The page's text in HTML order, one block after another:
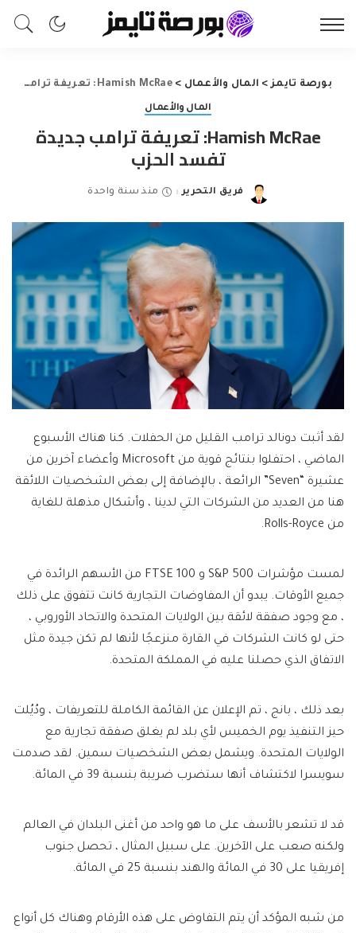
بورصة تايمز> المال والأعمال >Hamish McRae: تعريفة ترامب جديدة تفسد الحزب
المال والأعمال
Hamish McRae: تعريفة ترامب جديدة
تفسد الحزب
Posted
فريق التحرير منذ سنة واحدة
لقد أثبت دونالد ترامب القليل من الحفلات. كنا هناك الأسبوع
الماضي ، احتفلوا بنتائج قوية من Microsoft وأعضاء آخرين من
عشيرة “Seven” الرائعة ، بالإضافة إلى بعض الشخصيات اللائقة
هنا من العديد من الشركات التي لدينا ، وأشكال مذهلة للغاية
من Rolls-Royce.
لمست مؤشرات S&P 500 و FTSE 100 من الأسهم الرائدة في
جميع الأوقات. يبدو أن المفاوضات التجارية كانت تتفوق على ذلك
، مع وجود صفقة لائقة بين الولايات المتحدة والاتحاد الأوروبي ،
حتى لو كانت الشركات في القارة منزعجًا لأنها لم تكن جيدة مثل
الاتفاق الذي حصلنا عليه في المملكة المتحدة.
بعد ذلك ، بانج ، تم الإعلان عن القائمة الكاملة للتعريفات ، ودُيُلت
حيز التنفيذ يوم الخميس لأي بلد لم يغلق صفقة تجارية مع
الولايات المتحدة. ويشمل بعض الشخصيات سمين. لقد صدمت
سويسرا لاكتشاف أنها ستضرب ضريبة بنسبة 39 في المائة.
قد لا تشعر بالأسف على ما هو واحد من أغنى البلدان في العالم
ولكنه صعب على الآخرين. على سبيل المثال ، تحصل جنوب
إفريقيا على 30 في المائة والهند بنسبة 25 في المائة.
من شبه المؤكد أن يتم التفاوض على هذه الأرقام وهناك كل أنواع